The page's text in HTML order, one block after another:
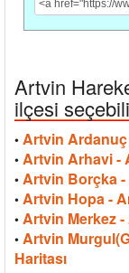
Artvin
ilçesi
• Artvin Ardanuç
• Artvin Arhavi -
• Artvin Borçka -
• Artvin Hopa -
• Artvin Merkez -
• Artvin
Haritası